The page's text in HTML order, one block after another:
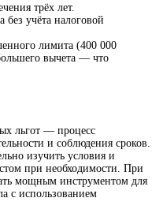
трёх лет.
учёта налоговой
лимита (400 000
вычета — что
льгот — процесс
и соблюдения сроков.
изучить условия и
при необходимости. При
мощным инструментом для
с использованием